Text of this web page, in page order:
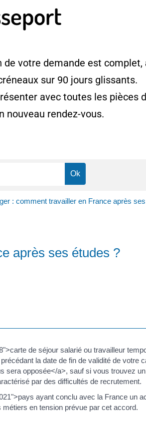
votre demande est
sur 90 jours glissants.
avec toutes les pièces
nouveau rendez-vous.
: comment travailler en France après
après ses études ?
de séjour salarié ou travailleur
la date de fin de validité de votre
sera opposée</a>, sauf si vous trouvez
par des difficultés de recrutement.
ayant conclu avec la France un
en tension prévue par cet accord.